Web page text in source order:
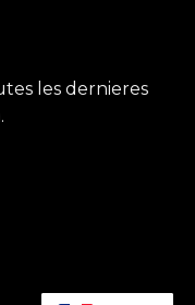
les dernieres